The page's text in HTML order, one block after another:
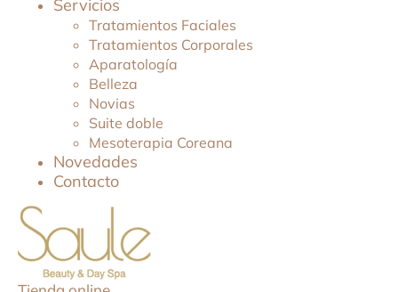
Servicios
Tratamientos Faciales
Tratamientos Corporales
Aparatología
Belleza
Novias
Suite doble
Mesoterapia Coreana
Novedades
Contacto